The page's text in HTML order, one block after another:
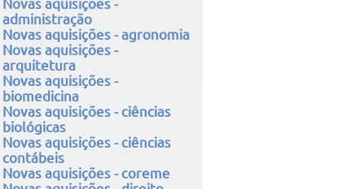
Novas aquisições -
administração
Novas aquisições - agronomia
Novas aquisições -
arquitetura
Novas aquisições -
biomedicina
Novas aquisições - ciências
biológicas
Novas aquisições - ciências
contábeis
Novas aquisições - coreme